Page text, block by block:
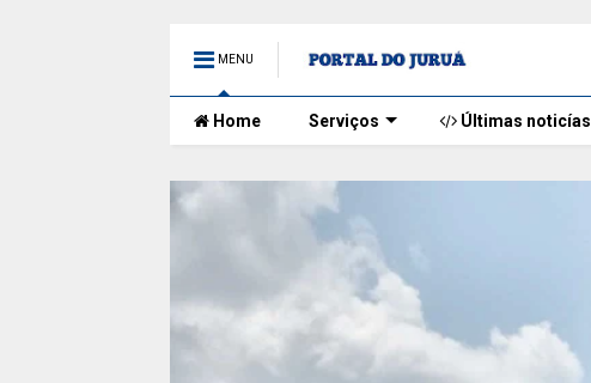
MENU
Home Serviços Últimas noticías